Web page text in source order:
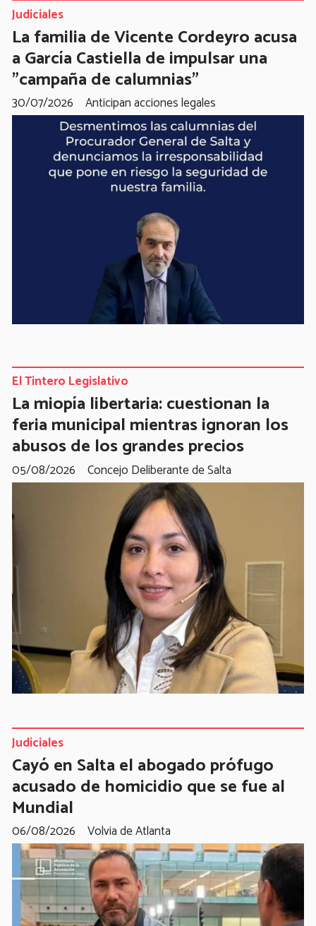
La familia de Vicente Cordeyro acusa
a García Castiella de impulsar una
"campaña de calumnias"
Anticipan acciones legales
Judiciales
30/07/2026
La miopía libertaria: cuestionan la
feria municipal mientras ignoran los
abusos de los grandes precios
Concejo Deliberante de Salta
El Tintero Legislativo
05/08/2026
Cayó en Salta el abogado prófugo
acusado de homicidio que se fue al
Mundial
Volvia de Atlanta
Judiciales
06/08/2026